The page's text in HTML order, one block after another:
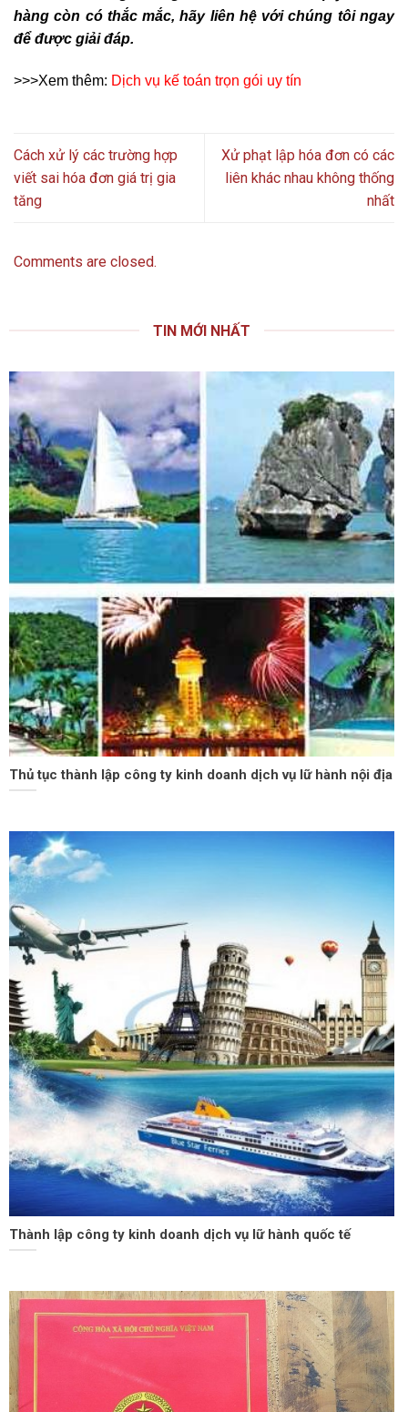
hàng còn có thắc mắc, hãy liên hệ với chúng tôi ngay
để được giải đáp.
>>>Xem thêm: Dịch vụ kế toán trọn gói uy tín
Cách xử lý các trường hợp
viết sai hóa đơn giá trị gia
tăng
Xử phạt lập hóa đơn có các
liên khác nhau không thống
nhất
Comments are closed.
TIN MỚI NHẤT
Thủ tục thành lập công ty kinh doanh dịch vụ lữ hành nội địa
Thành lập công ty kinh doanh dịch vụ lữ hành quốc tế